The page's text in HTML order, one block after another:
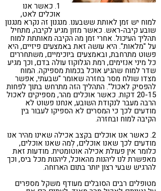
1. כאשר אנו
אוכלים לאט,
למוח יש זמן לאותת ששבענו. מנגנון זה נקרא מנגנון
שובע קיבה-ראש. כאשר מזון מגיע לקיבה, מתחיל
תהליך העיכול. אחרי זמן מה הקיבה מאותתת למוח
על "מלאות". היא עושה זאת באמצעים פיזיים, היא
פשוט מתרחבת, ובאמצעים ביוכימיים, משתחררים
כל מיני אנזימים, רמת הגלוקוז עולה בדם, וכך מגיע
שדר למוח שהגיע אוכל בכמות מספיקה. המוח
מצדו שולח מסר בחזרה שאומר "שבעתי, אפשר
להפסיק לאכול". התהליך הזה מתרחש בתוך לפחות
20-15 דקות. כאשר אוכלים מהר, מספיקים לאכול
הרבה מעבר לנקודת השובע, אנחנו פשוט לא
מודעים לכך כי המסרים לא הספיקו לעבור בין
הקיבה למוח ובחזרה.
2. כאשר אנו אוכלים בקצב אכילה שאינו מהיר אנו
מודעים לכך שאנו אוכלים, לְמה שאנו אוכלים,
כלומר אין פעולת אכילה אוטומטית. מודעות זאת
מאפשרת לנו ליהנות מהאוכל, ליהנות מכל ביס, וכך
להרגיש שבעי רצון יותר בתום הארוחה.
מטופלים רבים הסובלים מעודף משקל מספרים